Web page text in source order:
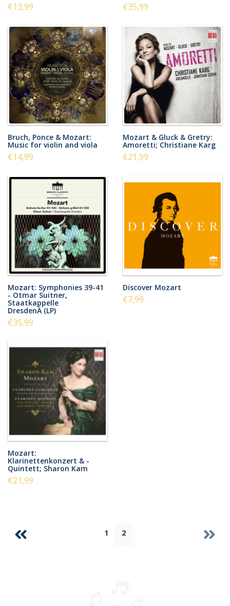
€13,99 €35,99
Bruch, Ponce & Mozart:
Music for violin and viola
€14,99
Mozart & Gluck & Gretry:
Amoretti; Christiane Karg
€21,99
Mozart: Symphonies 39-41
- Otmar Suitner,
Staatkappelle
DresdenÂ (LP)
€35,99
Discover Mozart
€7,99
Mozart:
Klarinettenkonzert & -
Quintett; Sharon Kam
€21,99
1 2